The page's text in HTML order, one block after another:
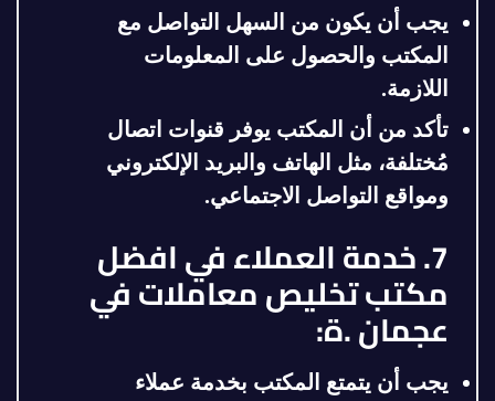
يجب أن يكون من السهل التواصل مع
المكتب والحصول على المعلومات
اللازمة.
تأكد من أن المكتب يوفر قنوات اتصال
مُختلفة، مثل الهاتف والبريد الإلكتروني
ومواقع التواصل الاجتماعي.
7. خدمة العملاء في افضل
مكتب تخليص معاملات في
عجمان .ة:
يجب أن يتمتع المكتب بخدمة عملاء